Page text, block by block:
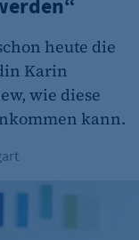
heute die
Karin
wie diese
kann.
ist weiterhin